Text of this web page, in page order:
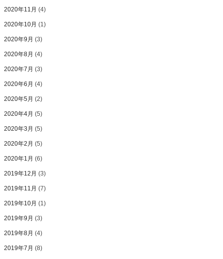
2020年11月 (4)
2020年10月 (1)
2020年9月 (3)
2020年8月 (4)
2020年7月 (3)
2020年6月 (4)
2020年5月 (2)
2020年4月 (5)
2020年3月 (5)
2020年2月 (5)
2020年1月 (6)
2019年12月 (3)
2019年11月 (7)
2019年10月 (1)
2019年9月 (3)
2019年8月 (4)
2019年7月 (8)